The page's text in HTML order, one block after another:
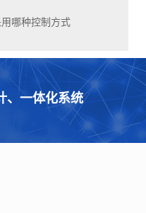
哪种控制方式
、一体化系统